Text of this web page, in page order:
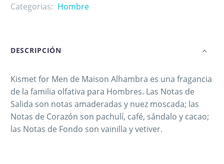
Categorias: Hombre
DESCRIPCIÓN
Kismet for Men de Maison Alhambra es una fragancia
de la familia olfativa para Hombres. Las Notas de
Salida son notas amaderadas y nuez moscada; las
Notas de Corazón son pachulí, café, sándalo y cacao;
las Notas de Fondo son vainilla y vetiver.